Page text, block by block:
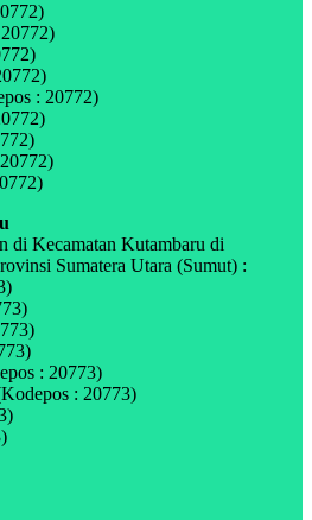
: 20772)
di Kecamatan Kutambaru di
Sumatera Utara (Sumut) :
: 20773)
: 20773)